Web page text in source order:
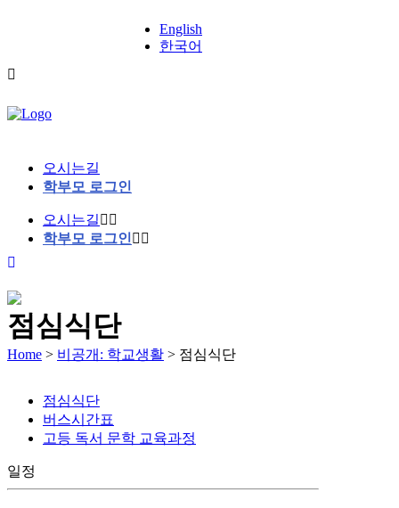
English
한국어
오시는길
학부모 로그인
오시는길
학부모 로그인
점심식단
Home > 비공개: 학교생활 > 점심식단
점심식단
버스시간표
고등 독서 문학 교육과정
일정